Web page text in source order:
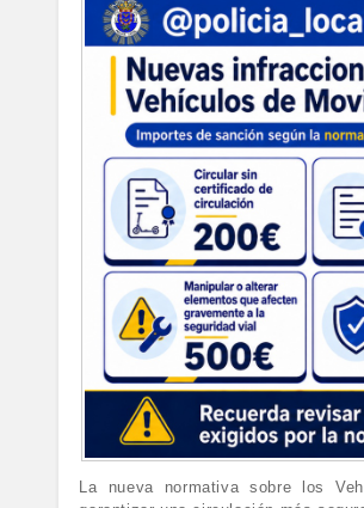
La nueva normativa sobre los